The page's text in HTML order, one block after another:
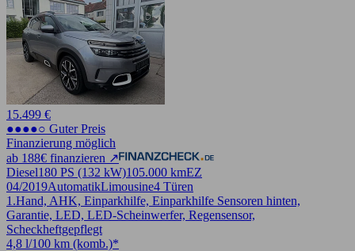
15.499 €
●●●●○ Guter Preis
Finanzierung möglich
ab 188€ finanzieren ↗
Diesel180 PS (132 kW)105.000 kmEZ
04/2019AutomatikLimousine4 Türen
1.Hand, AHK, Einparkhilfe, Einparkhilfe Sensoren hinten,
Garantie, LED, LED-Scheinwerfer, Regensensor,
Scheckheftgepflegt
4,8 l/100 km (komb.)*